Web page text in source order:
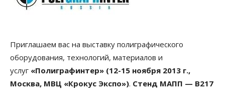
Приглашаем вас на выставку полиграфического
оборудования, технологий, материалов и
услуг «Полиграфинтер» (12-15 ноября 2013 г.,
Москва, МВЦ «Крокус Экспо»). Стенд МАПП — B217